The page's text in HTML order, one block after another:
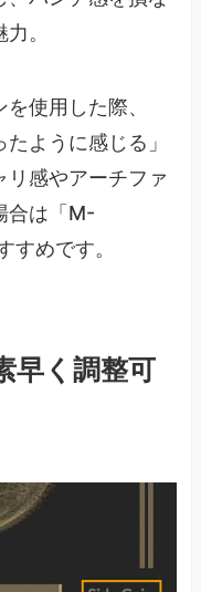
。
使用した際、
ように感じる」
リ感やアーチファ
合は「M-
すめです。
早く調整可